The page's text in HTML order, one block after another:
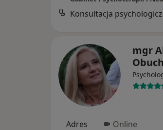
Konsultacja
mgr
Adres Online